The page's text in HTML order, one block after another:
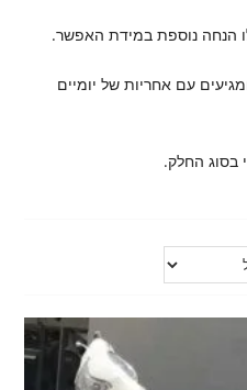
נוספת במידת האפשר.
עם אחריות של יומיים
החלק.